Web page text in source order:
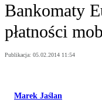
Bankomaty
płatności
Publikacja: 05.02.2014 11:54
Marek Jaślan